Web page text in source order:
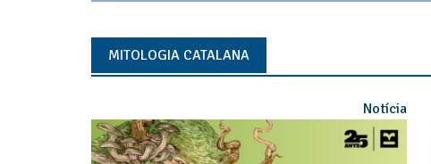
MITOLOGIA CATALANA
Notícia